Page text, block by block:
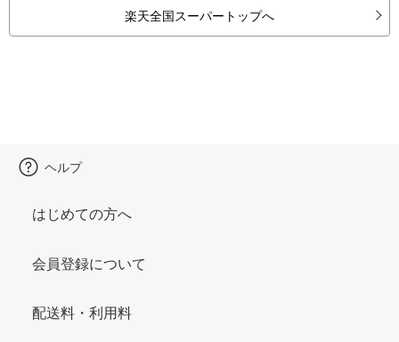
楽天全国スーパートップへ
ヘルプ
はじめての方へ
会員登録について
配送料・利用料